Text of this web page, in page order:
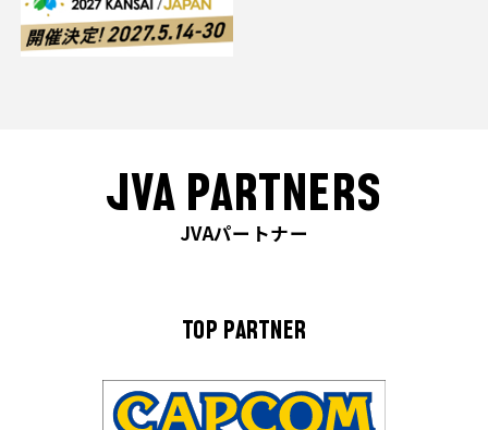
JVA PARTNERS
JVAパートナー
TOP PARTNER